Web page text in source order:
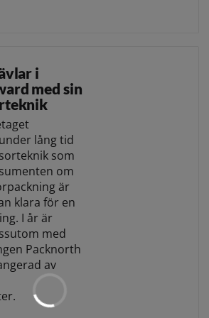
i
med sin
lång tid
som
om
är
klara för en
I år är
med
Packnorth
av